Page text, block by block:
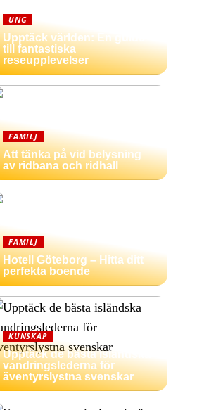
UNG
Upptäck världen: En guide
till fantastiska
reseupplevelser
FAMILJ
Att tänka på vid belysning
av ridbana och ridhall
FAMILJ
Hotell Göteborg – Hitta ditt
perfekta boende
KUNSKAP
Upptäck de bästa isländska
vandringslederna för
äventyrslystna svenskar